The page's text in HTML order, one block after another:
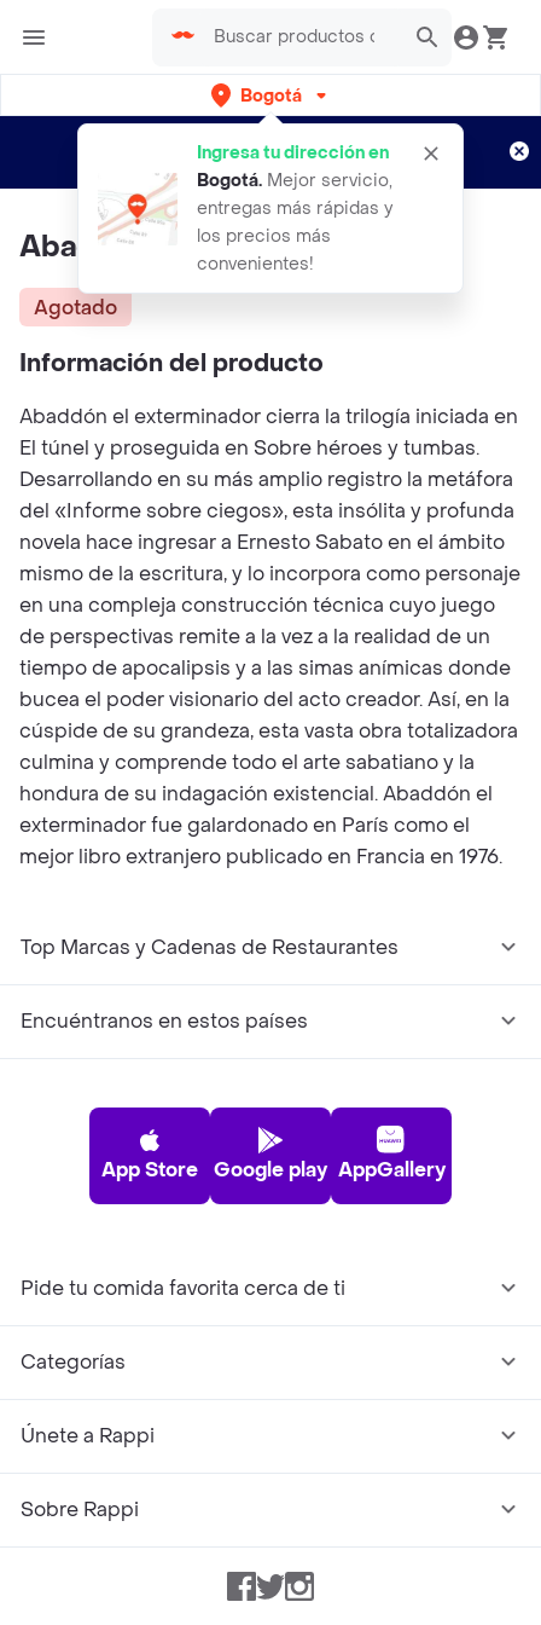
Bogotá
Ingresa tu dirección en
Bogotá. Mejor servicio,
entregas más rápidas y
los precios más
convenientes!
envíos gratis por semanas
Aplican TyC
Abaddón el exterminio
Agotado
Información del producto
Abaddón el exterminador cierra la trilogía iniciada en
El túnel y proseguida en Sobre héroes y tumbas.
Desarrollando en su más amplio registro la metáfora
del «Informe sobre ciegos», esta insólita y profunda
novela hace ingresar a Ernesto Sabato en el ámbito
mismo de la escritura, y lo incorpora como personaje
en una compleja construcción técnica cuyo juego
de perspectivas remite a la vez a la realidad de un
tiempo de apocalipsis y a las simas anímicas donde
bucea el poder visionario del acto creador. Así, en la
cúspide de su grandeza, esta vasta obra totalizadora
culmina y comprende todo el arte sabatiano y la
hondura de su indagación existencial. Abaddón el
exterminador fue galardonado en París como el
mejor libro extranjero publicado en Francia en 1976.
Top Marcas y Cadenas de Restaurantes
Encuéntranos en estos países
App Store Google play AppGallery
Pide tu comida favorita cerca de ti
Categorías
Únete a Rappi
Sobre Rappi
Facebook
TwitterInstagram